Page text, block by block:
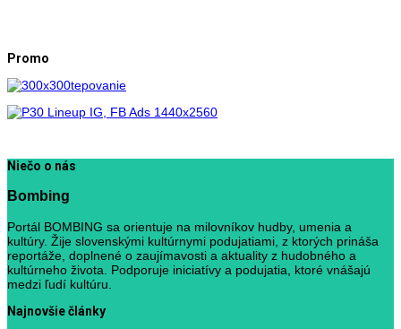
Promo
Niečo o nás
Bombing
Portál BOMBING sa orientuje na milovníkov hudby, umenia a
kultúry. Žije slovenskými kultúrnymi podujatiami, z ktorých prináša
reportáže, doplnené o zaujímavosti a aktuality z hudobného a
kultúrneho života. Podporuje iniciatívy a podujatia, ktoré vnášajú
medzi ľudí kultúru.
Najnovšie články